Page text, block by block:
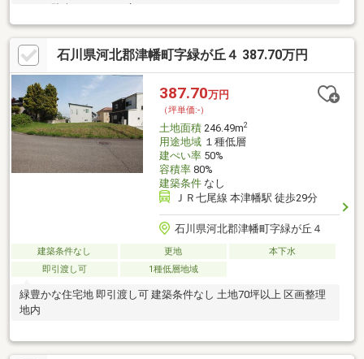
石川県河北郡津幡町字緑が丘４ 387.70万円
387.70万円
（坪単価:-）
土地面積246.49m2
用途地域１種低層
建ぺい率50%
容積率80%
建築条件なし
ＪＲ七尾線 本津幡駅 徒歩29分
石川県河北郡津幡町字緑が丘４
建築条件なし 更地
本下水
即引渡し可
1種低層地域
緑豊かな住宅地 即引渡し可 建築条件なし 土地70坪以上 区画整理
地内